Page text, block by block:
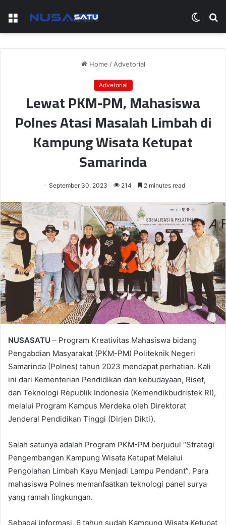
Menu
Switch
skin
Home / Advetorial
Advetorial
Lewat PKM-PM, Mahasiswa
Polnes Atasi Masalah Limbah di
Kampung Wisata Ketupat
Samarinda
September 30, 2023 214 2 minutes read
NUSASATU – Program Kreativitas Mahasiswa bidang
Pengabdian Masyarakat (PKM-PM) Politeknik Negeri
Samarinda (Polnes) tahun 2023 mendapat perhatian. Kali
ini dari Kementerian Pendidikan dan kebudayaan, Riset,
dan Teknologi Republik Indonesia (Kemendikbudristek RI),
melalui Program Kampus Merdeka oleh Direktorat
Jenderal Pendidikan Tinggi (Dirjen Dikti).
Salah satunya adalah Program PKM-PM berjudul “Strategi
Pengembangan Kampung Wisata Ketupat Melalui
Pengolahan Limbah Kayu Menjadi Lampu Pendant”. Para
mahasiswa Polnes memanfaatkan teknologi panel surya
yang ramah lingkungan.
Sebagai informasi, 6 tahun sudah Kampung Wisata Ketupat